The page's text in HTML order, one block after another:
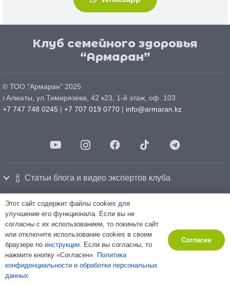
Клуб семейного здоровья
“Армаран”
© ТОО "Армаран" 2025
г.Алматы , ул. Тимирязева, 42 к23, 1-й этаж, оф. 103
+7 747 748 0245 | +7 707 019 0770 | info@armaran.kz
Статьи блога и видео экспертов клуба
Политика конфиденциальности
Политика использования cookie-файлов
Согласие на обработку персональных данных
Made by«Relation»Marketing company
Некоторые изображения и тексты на сайте созданы с использованием
искусственного интеллекта.
Этот сайт содержит файлы cookies для
улучшение его функционала. Если вы не
согласны с их использованием, то покиньте сайт
или отключите использование cookies в своем
браузере по инструкции. Если вы согласны, то
нажмите кнопку «Согласен». Политика
конфиденциальности и обработки персональных
данных
Согласен